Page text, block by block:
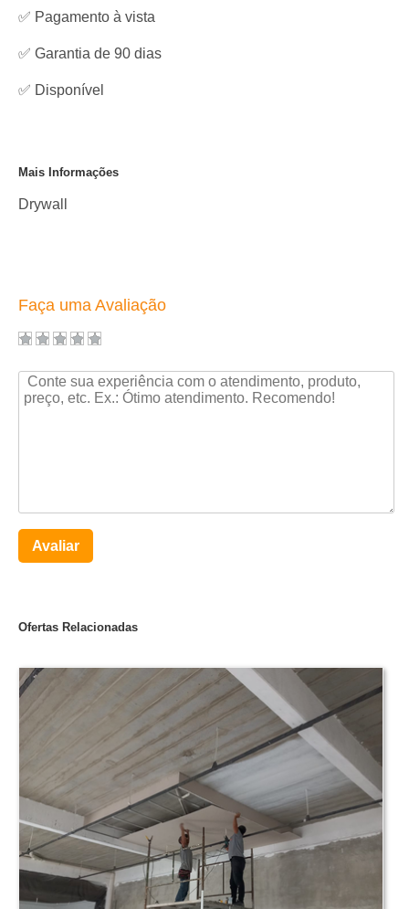
✅ Pagamento à vista
✅ Garantia de 90 dias
✅ Disponível
Mais Informações
Drywall
Faça uma Avaliação
Avaliar
Ofertas Relacionadas